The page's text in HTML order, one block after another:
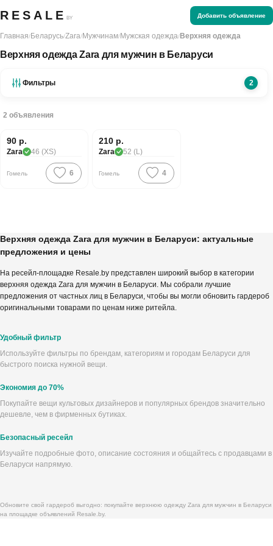
RESALE BY Добавить объявление
Главная/Беларусь/Zara/Мужчинам/Мужская одежда/Верхняя одежда
Верхняя одежда Zara для мужчин в Беларуси
Фильтры 2
2 объявления
90 р.
Zara 46 (XS)
Гомель 6
210 р.
Zara 52 (L)
Гомель 4
Верхняя одежда Zara для мужчин в Беларуси: актуальные
предложения и цены
На ресейл-площадке Resale.by представлен широкий выбор в категории
верхняя одежда Zara для мужчин в Беларуси. Мы собрали лучшие
предложения от частных лиц в Беларуси, чтобы вы могли обновить гардероб
оригинальными товарами по ценам ниже ритейла.
Удобный фильтр
Используйте фильтры по брендам, категориям и городам Беларуси для
быстрого поиска нужной вещи.
Экономия до 70%
Покупайте вещи культовых дизайнеров и популярных брендов значительно
дешевле, чем в фирменных бутиках.
Безопасный ресейл
Изучайте подробные фото, описание состояния и общайтесь с продавцами в
Беларуси напрямую.
Обновите свой гардероб выгодно: покупайте верхнюю одежду Zara для мужчин в Беларуси
на площадке объявлений Resale.by.